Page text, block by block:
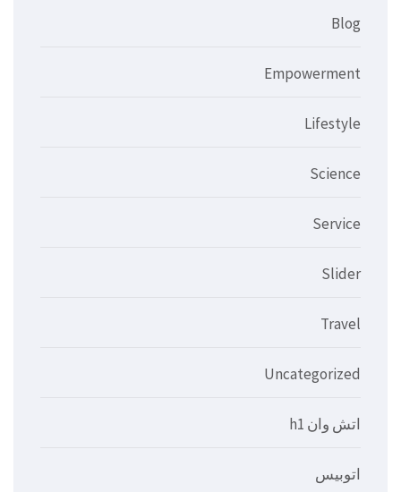
Blog
Empowerment
Lifestyle
Science
Service
Slider
Travel
Uncategorized
اتش وان h1
اتوبيس